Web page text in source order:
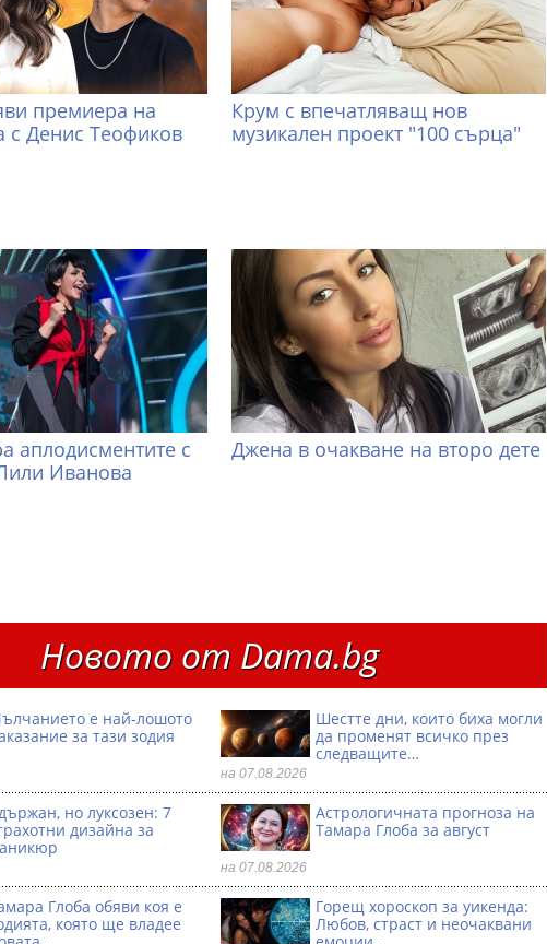
премиера на
с Денис Теофиков
Крум с впечатляващ нов
музикален проект "100 сърца"
аплодисментите с
Иванова
Джена в очакване на второ дете
Новото от Dama.bg
е най-лошото
за тази зодия
Шестте дни, които биха могли
да променят всичко през
следващите…
на 07.08.2026
но луксозен: 7
дизайна за
Астрологичната прогноза на
Тамара Глоба за август
на 07.08.2026
Глоба обяви коя е
която ще владее
Горещ хороскоп за уикенда:
Любов, страст и неочаквани